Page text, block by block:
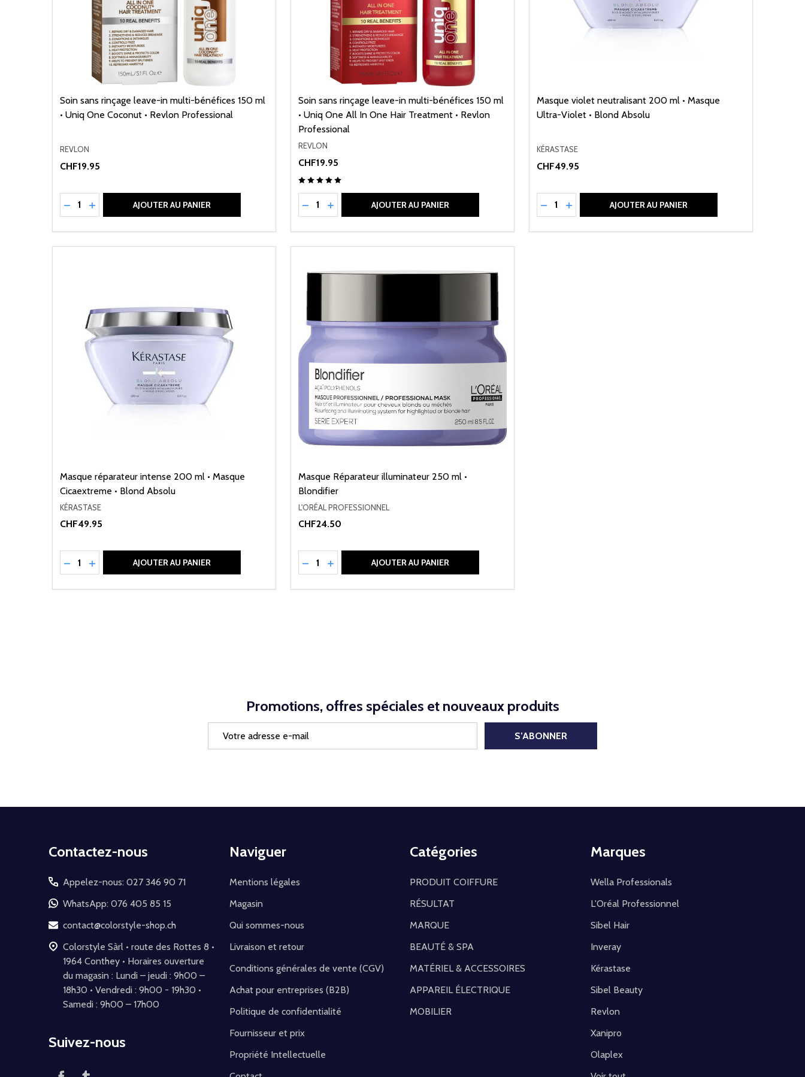
Soin sans rinçage leave-in multi-bénéfices 150 ml
• Uniq One Coconut • Revlon Professional
REVLON
CHF19.95
Quantité:
RÉDUIRE LA QUANTITÉ DE UNDEFINED
AUGMENTER LA QUANTITÉ DE UNDEFINED
AJOUTER AU PANIER
Soin sans rinçage leave-in multi-bénéfices 150 ml
• Uniq One All In One Hair Treatment • Revlon
Professional
REVLON
CHF19.95
Quantité:
RÉDUIRE LA QUANTITÉ DE UNDEFINED
AUGMENTER LA QUANTITÉ DE UNDEFINED
AJOUTER AU PANIER
Masque violet neutralisant 200 ml • Masque
Ultra-Violet • Blond Absolu
KÉRASTASE
CHF49.95
Quantité:
RÉDUIRE LA QUANTITÉ DE UNDEFINED
AUGMENTER LA QUANTITÉ DE UNDEFINED
AJOUTER AU PANIER
Masque réparateur intense 200 ml • Masque
Cicaextreme • Blond Absolu
KÉRASTASE
CHF49.95
Quantité:
RÉDUIRE LA QUANTITÉ DE UNDEFINED
AUGMENTER LA QUANTITÉ DE UNDEFINED
AJOUTER AU PANIER
Masque Réparateur illuminateur 250 ml •
Blondifier
L'ORÉAL PROFESSIONNEL
CHF24.50
Quantité:
RÉDUIRE LA QUANTITÉ DE UNDEFINED
AUGMENTER LA QUANTITÉ DE UNDEFINED
AJOUTER AU PANIER
Promotions, offres spéciales et nouveaux produits
S’ABONNER
Contactez-nous
Appelez-nous: 027 346 90 71
WhatsApp: 076 405 85 15
contact@colorstyle-shop.ch
Colorstyle Sàrl • route des Rottes 8 •
1964 Conthey • Horaires ouverture
du magasin : Lundi – jeudi : 9h00 –
18h30 • Vendredi : 9h00 - 19h30 •
Samedi : 9h00 – 17h00
Suivez-nous
Naviguer
Mentions légales
Magasin
Qui sommes-nous
Livraison et retour
Conditions générales de vente (CGV)
Achat pour entreprises (B2B)
Politique de confidentialité
Fournisseur et prix
Propriété Intellectuelle
Catégories
PRODUIT COIFFURE
RÉSULTAT
MARQUE
BEAUTÉ & SPA
MATÉRIEL & ACCESSOIRES
APPAREIL ÉLECTRIQUE
MOBILIER
Marques
Wella Professionals
L'Oréal Professionnel
Sibel Hair
Inveray
Kérastase
Sibel Beauty
Revlon
Xanipro
Olaplex